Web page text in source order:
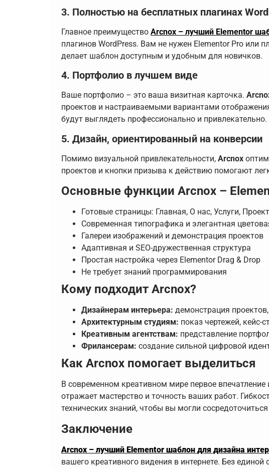
3. Полностью на бесплатных плагинах
Главное преимущество Arcnox – лучший Elementor
плагинов WordPress. Вам не нужен Elementor Pro или
делает шаблон доступным и удобным для новичков.
4. Портфолио в лучшем виде
Ваше портфолио – это ваша визитная карточка.
проектов и настраиваемыми вариантами
будут выглядеть профессионально и привлекательно.
5. Дизайн, ориентированный на конверсии
Помимо визуальной привлекательности, Arcnox
проектов и кнопки призыва к действию помогают
Основные функции Arcnox –
Готовые страницы: Главная, О нас, Услуги,
Современная типографика и элегантная
Галереи изображений и демонстрация проектов
Адаптивная и SEO-дружественная структура
Простая настройка через Elementor Drag & Drop
Не требует знаний программирования
Кому подходит Arcnox?
Дизайнерам интерьера: демонстрация
Архитектурным студиям: показ чертежей, кейс-
Креативным агентствам: представление
Фрилансерам: создание сильной цифровой
Как Arcnox помогает выделиться
В современном креативном мире первое
отражает мастерство и точность ваших работ.
технических знаний, чтобы вы могли
Заключение
Arcnox – лучший Elementor шаблон для дизайна
вашего креативного видения в интернете. Без